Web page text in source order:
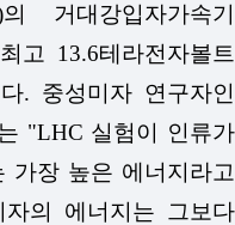
의 거대강입자가속기
고 13.6테라전자볼트
. 중성미자 연구자인
"LHC 실험이 인류가
가장 높은 에너지라고
의 에너지는 그보다